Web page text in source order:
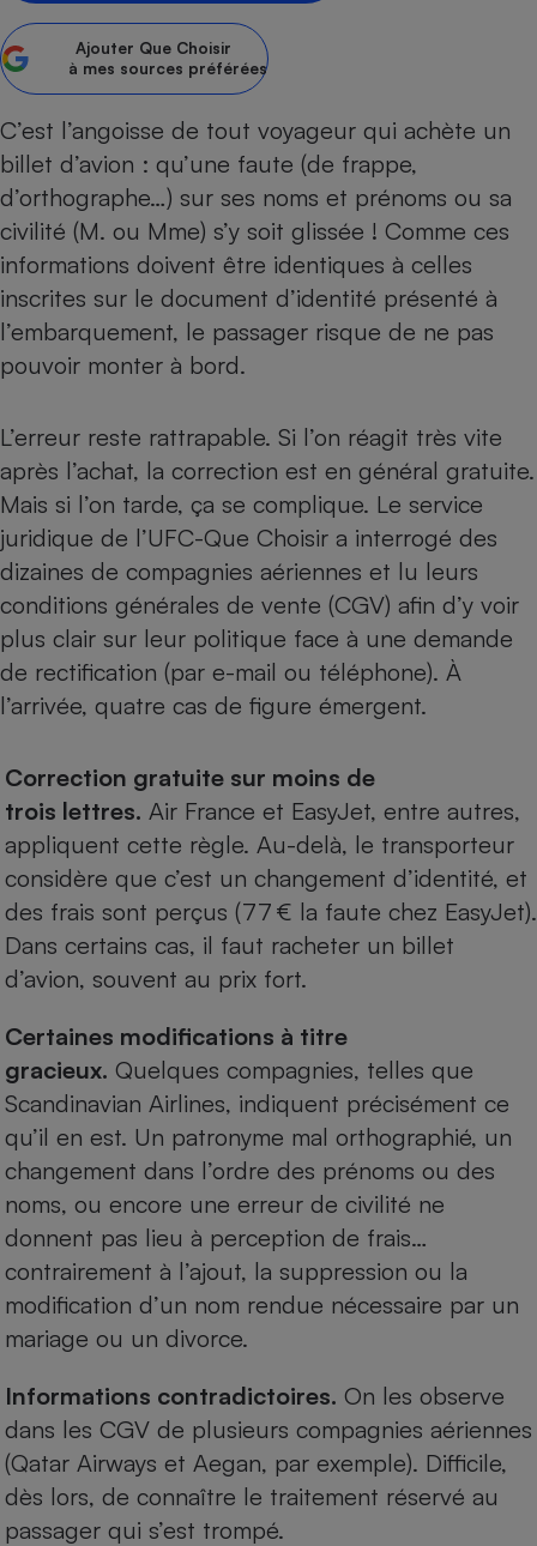
Ajouter Que Choisir
à mes sources préférées
C’est l’angoisse de tout voyageur qui achète un
billet d’avion : qu’une faute (de frappe,
d’orthographe…) sur ses noms et prénoms ou sa
civilité (M. ou Mme) s’y soit glissée ! Comme ces
informations doivent être identiques à celles
inscrites sur le document d’identité présenté à
l’embarquement, le passager risque de ne pas
pouvoir monter à bord.
L’erreur reste rattrapable. Si l’on réagit très vite
après l’achat, la correction est en général gratuite.
Mais si l’on tarde, ça se complique. Le service
juridique de l’UFC-Que Choisir a interrogé des
dizaines de compagnies aériennes et lu leurs
conditions générales de vente (CGV) afin d’y voir
plus clair sur leur politique face à une demande
de rectification (par e-mail ou téléphone). À
l’arrivée, quatre cas de figure émergent.
Correction gratuite sur moins de
trois lettres. Air France et EasyJet, entre autres,
appliquent cette règle. Au-delà, le transporteur
considère que c’est un changement d’identité, et
des frais sont perçus (77 € la faute chez EasyJet).
Dans certains cas, il faut racheter un billet
d’avion, souvent au prix fort.
Certaines modifications à titre
gracieux. Quelques compagnies, telles que
Scandinavian Airlines, indiquent précisément ce
qu’il en est. Un patronyme mal orthographié, un
changement dans l’ordre des prénoms ou des
noms, ou encore une erreur de civilité ne
donnent pas lieu à perception de frais…
contrairement à l’ajout, la suppression ou la
modification d’un nom rendue nécessaire par un
mariage ou un divorce.
Informations contradictoires. On les observe
dans les CGV de plusieurs compagnies aériennes
(Qatar Airways et Aegan, par exemple). Difficile,
dès lors, de connaître le traitement réservé au
passager qui s’est trompé.
bouteille
Banque
Plaque de cuisson à
induction
Climatiseur -
Ventilateur
Cafetière à expressos
Téléviseur
Téléphone mobile -
Smartphone
Antivirus
Matelas
Radiateur électrique
Climatiseur -
Antimoustique